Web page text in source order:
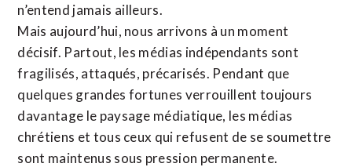
n’entend jamais ailleurs.
Mais aujourd’hui, nous arrivons à un moment
décisif. Partout, les médias indépendants sont
fragilisés, attaqués, précarisés. Pendant que
quelques grandes fortunes verrouillent toujours
davantage le paysage médiatique, les médias
chrétiens et tous ceux qui refusent de se soumettre
sont maintenus sous pression permanente.